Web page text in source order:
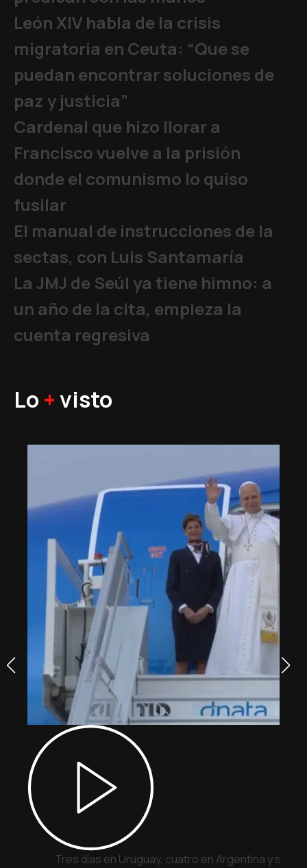
León XIV habla de la crisis
migratoria en Ceuta: “Que se
puedan encontrar soluciones de
paz y justicia”
Cardenal que hizo llorar a
Francisco vuelve a la prisión
donde el comunismo lo quiso
fusilar
El manual de instrucciones de la
sectas, con Luis Santamaría
La JMJ de Seúl ya tiene himno: a
un año de la cita, empieza la
cuenta regresiva
Lo +visto
Tres días en Uruguay, cuatro en Argentina y